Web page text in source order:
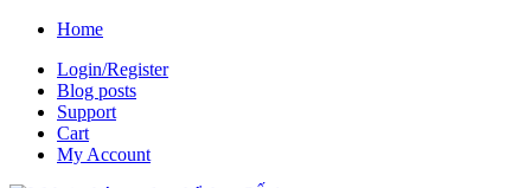
Home
Login/Register
Blog posts
Support
Cart
My Account